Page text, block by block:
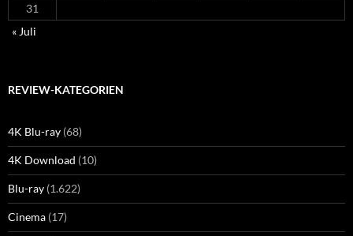
31
« Juli
REVIEW-KATEGORIEN
4K Blu-ray (68)
4K Download (10)
Blu-ray (1.622)
Cinema (17)